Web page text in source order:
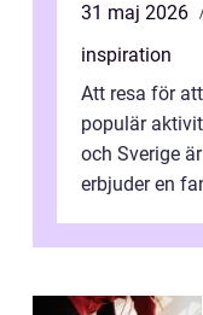
31 maj 2026
inspiration
Att resa för
populär
och Sverige
erbjuder en